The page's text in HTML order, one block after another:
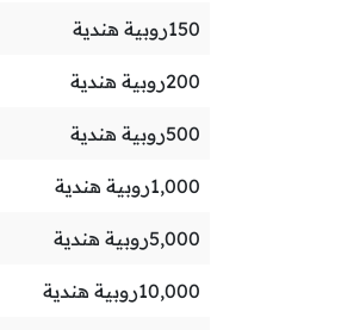
150روبية هندية
200روبية هندية
500روبية هندية
1,000روبية هندية
5,000روبية هندية
10,000روبية هندية